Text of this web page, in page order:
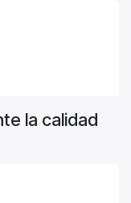
la calidad